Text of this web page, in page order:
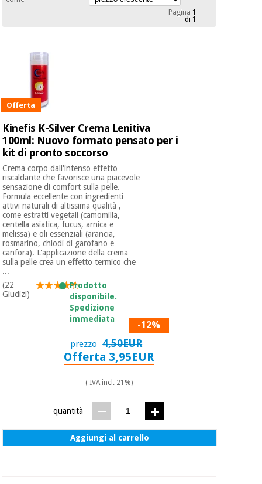
Fisaude
Tech
Academy
mediche
cinese
Armadi
terapeutici
Materiale
essenziale
per la
protezione
dei
coronavirus
Aerobica,
fitness e
pilates
Sport
Strumenti
Outlet
Fisaude
Tech
Academy
mediche
Medicina
tradizionale
Mobili
clinici
Armadi
terapeutici
Materiale
essenziale
per la
protezione
dei
Pagina 1
di 1
Offerta
Kinefis K-Silver Crema Lenitiva
100ml: Nuovo formato pensato per i
kit di pronto soccorso
Crema corpo dall'intenso effetto
riscaldante che favorisce una piacevole
sensazione di comfort sulla pelle.
Formula eccellente con ingredienti
attivi naturali di altissima qualità ,
come estratti vegetali (camomilla,
centella asiatica, fucus, arnica e
melissa) e oli essenziali (arancia,
rosmarino, chiodi di garofano e
canfora). L'applicazione della crema
sulla pelle crea un effetto termico che
...
(22
Giudizi)
Prodotto
disponibile.
Spedizione
immediata
-12%
prezzo 4,50EUR
Offerta 3,95EUR
( IVA incl. 21%)
quantità
Aggiungi al carrello